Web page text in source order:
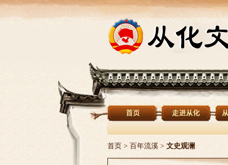
首页 > 百年流溪 > 文史观澜